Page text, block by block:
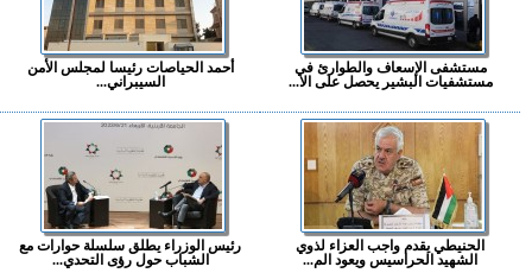
مستشفى الإسعاف والطوارئ في
مستشفيات البشير يحصل على الا...
أحمد الحياصات رئيسا لمجلس الأمن
السيبراني...
الحنيطي يقدم واجب العزاء لذوي
الشهيد الحراسيس ويعود الم...
رئيس الوزراء يطلق سلسلة حوارات مع
الشباب حول رؤى التحدي...